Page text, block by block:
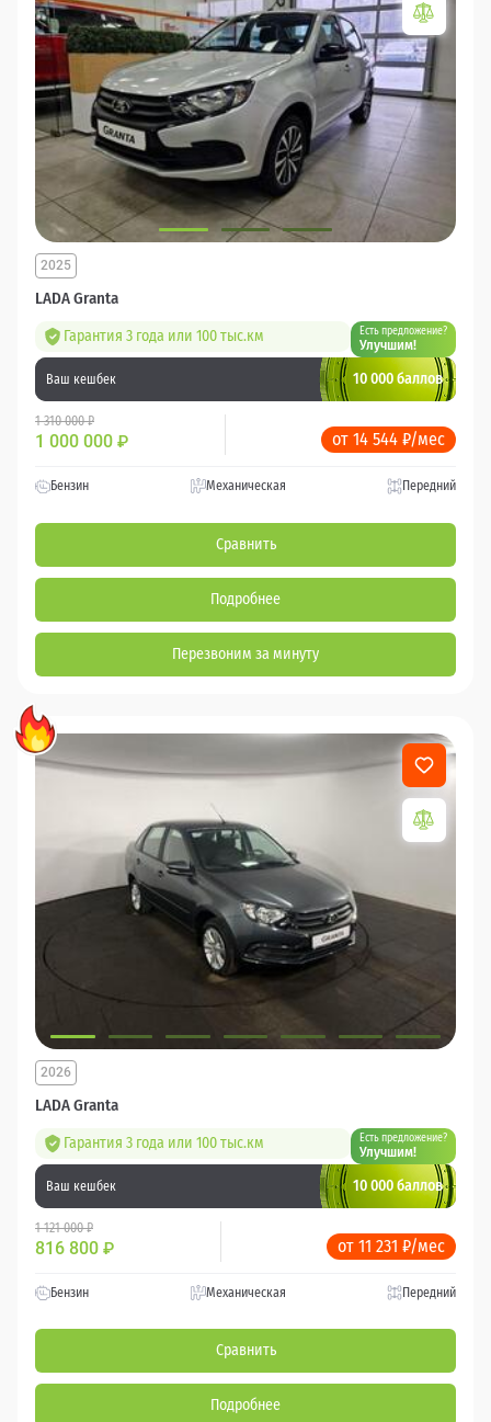
LADA Granta
2025
Гарантия 3 года или 100 тыс.км Есть предложение?
Улучшим!
Ваш кешбек 10 000 баллов
1 310 000 ₽
1 000 000 ₽ от 14 544 ₽/мес
Бензин Механическая Передний
Сравнить
Подробнее
Перезвоним за минуту
LADA Granta
2026
Гарантия 3 года или 100 тыс.км Есть предложение?
Улучшим!
Ваш кешбек 10 000 баллов
1 121 000 ₽
816 800 ₽ от 11 231 ₽/мес
Бензин Механическая Передний
Сравнить
Подробнее